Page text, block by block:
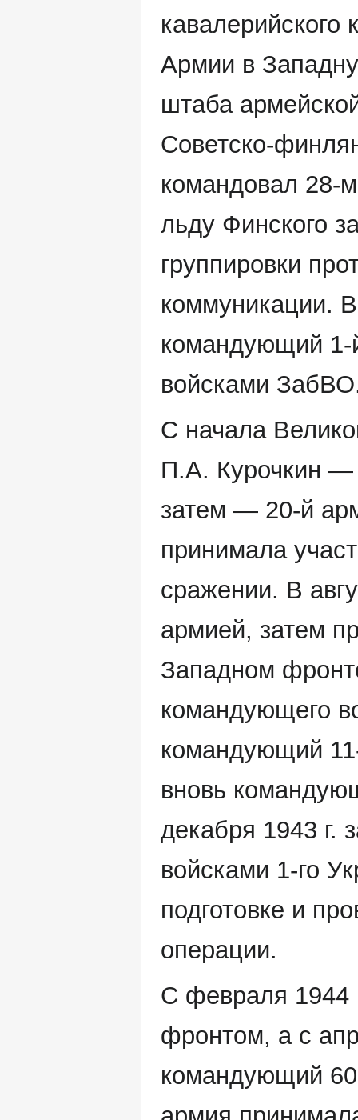
кавалерийского
Армии в
штаба
Советско-
командовал 28-
льду Финского
группировки
коммуникации.
командующий 1-
войсками
С начала
П.А. Курочкин
затем — 20-й
принимала
сражении. В
армией, затем
Западном
командующего
командующий
вновь
декабря 1943 г.
войсками 1-го
подготовке и
операции.
С февраля 1944
фронтом, а с
командующий